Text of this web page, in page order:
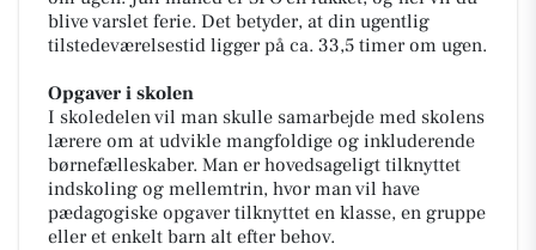
blive varslet ferie. Det betyder, at din ugentlig
tilstedeværelsestid ligger på ca. 33,5 timer om ugen.
Opgaver i skolen
I skoledelen vil man skulle samarbejde med skolens
lærere om at udvikle mangfoldige og inkluderende
børnefælleskaber. Man er hovedsageligt tilknyttet
indskoling og mellemtrin, hvor man vil have
pædagogiske opgaver tilknyttet en klasse, en gruppe
eller et enkelt barn alt efter behov.